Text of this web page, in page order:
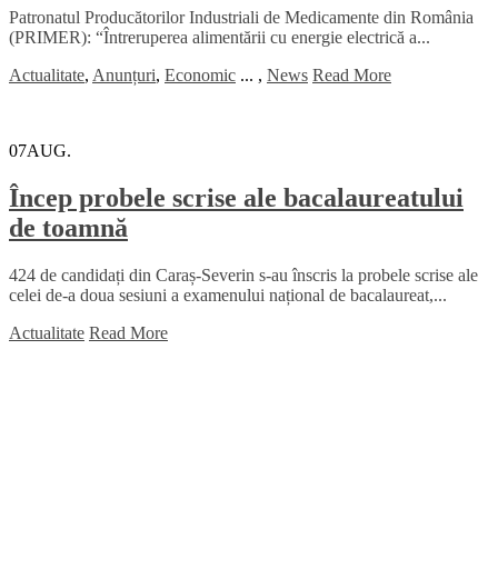
Patronatul Producătorilor Industriali de Medicamente din România
(PRIMER): “Întreruperea alimentării cu energie electrică a...
Actualitate, Anunțuri, Economic ... , News Read More
07AUG.
Încep probele scrise ale bacalaureatului
de toamnă
424 de candidați din Caraș-Severin s-au înscris la probele scrise ale
celei de-a doua sesiuni a examenului național de bacalaureat,...
Actualitate Read More